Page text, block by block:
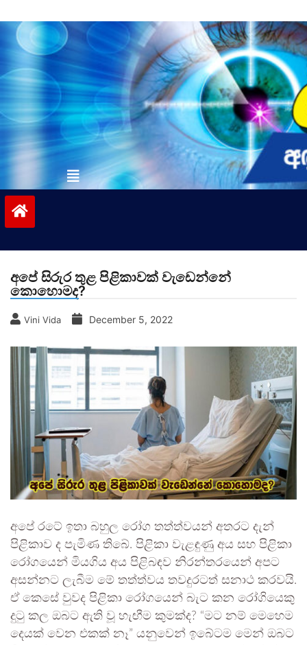
to
contentvinivida.lk
අපේ සිරුර තුළ පිළිකාවක් වැඩෙන්නේ
කොහොමද?
Vini Vida December 5, 2022
අපේ රටේ ඉතා බහුල රෝග තත්ත්වයන් අතරට දැන්
පිළිකාව ද පැමිණ තිබේ. පිළිකා වැළඳුණු අය සහ පිළිකා
රෝගයෙන් මියගිය අය පිළිබඳව නිරන්තරයෙන් අපට
අසන්නට ලැබීම මේ තත්ත්වය තවදුරටත් සනාථ කරවයි.
ඒ කෙසේ වුවද පිළිකා රෝගයෙන් බැට කන රෝගියෙකු
දුටු කල ඔබට ඇති වූ හැඟීම කුමක්ද? “මට නම් මෙහෙම
දෙයක් වෙන එකක් නෑ” යනුවෙන් ඉබේටම මෙන් ඔබට